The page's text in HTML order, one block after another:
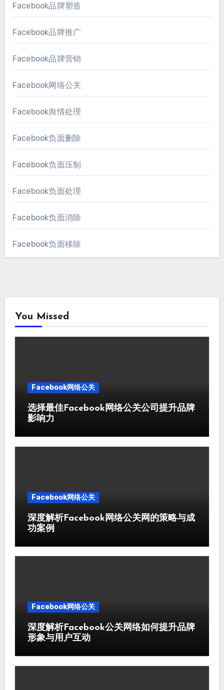
Facebook品牌塑造
Facebook品牌推广
Facebook品牌营销
Facebook网络公关
Facebook舆情处理
Facebook负面删除
Facebook负面压制
Facebook负面处理
Facebook负面消除
Facebook负面移除
You Missed
Facebook网络公关
选择最佳Facebook网络公关公司提升品牌
影响力
Facebook网络公关
深度解析Facebook网络公关网的策略与成
功案例
Facebook网络公关
深度解析Facebook公关网络如何提升品牌
形象与用户互动